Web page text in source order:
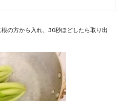
の方から入れ、30秒ほどしたら取り出